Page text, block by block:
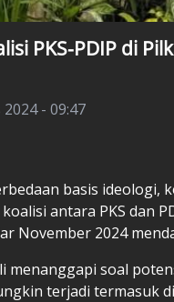
PKS-PDIP di
- 09:47
basis ideologi,
antara PKS dan
November 2024
soal
terjadi termasuk